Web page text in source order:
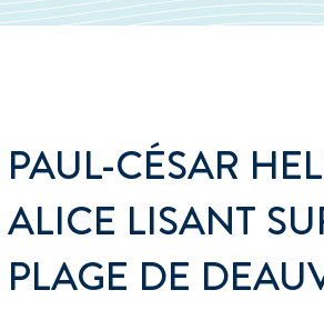
PAUL-CÉSAR
ALICE LISANT
PLAGE DE